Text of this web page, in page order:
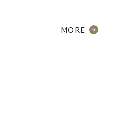
MORE